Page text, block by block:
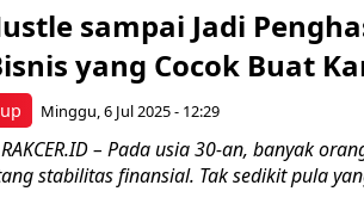
sampai Jadi
yang Cocok Buat
Minggu, 6 Jul 2025 - 12:29
RAKCER.ID – Pada usia 30-an, banyak
stabilitas finansial. Tak sedikit pula